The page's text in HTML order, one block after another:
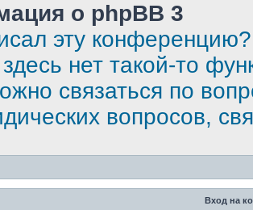
о phpBB 3
эту конференцию?
нет такой-то
связаться по
вопросов,
Вход на